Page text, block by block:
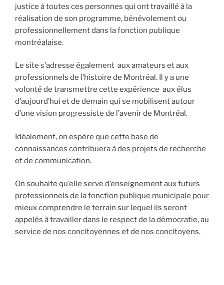
justice à toutes ces personnes qui ont travaillé à la
réalisation de son programme, bénévolement ou
professionnellement dans la fonction publique
montréalaise.
Le site s’adresse également aux amateurs et aux
professionnels de l’histoire de Montréal. Il y a une
volonté de transmettre cette expérience aux élus
d’aujourd’hui et de demain qui se mobilisent autour
d’une vision progressiste de l’avenir de Montréal.
Idéalement, on espère que cette base de
connaissances contribuera à des projets de recherche
et de communication.
On souhaite qu’elle serve d’enseignement aux futurs
professionnels de la fonction publique municipale pour
mieux comprendre le terrain sur lequel ils seront
appelés à travailler dans le respect de la démocratie, au
service de nos concitoyennes et de nos concitoyens.